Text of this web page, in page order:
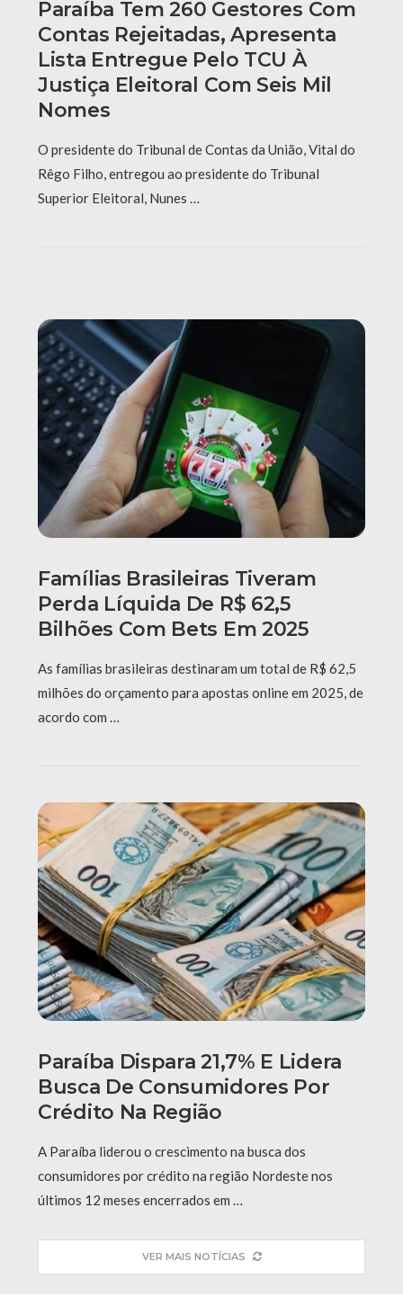
Paraíba Tem 260 Gestores Com
Contas Rejeitadas, Apresenta
Lista Entregue Pelo TCU À
Justiça Eleitoral Com Seis Mil
Nomes
O presidente do Tribunal de Contas da União, Vital do
Rêgo Filho, entregou ao presidente do Tribunal
Superior Eleitoral, Nunes …
Famílias Brasileiras Tiveram
Perda Líquida De R$ 62,5
Bilhões Com Bets Em 2025
As famílias brasileiras destinaram um total de R$ 62,5
milhões do orçamento para apostas online em 2025, de
acordo com …
Paraíba Dispara 21,7% E Lidera
Busca De Consumidores Por
Crédito Na Região
A Paraíba liderou o crescimento na busca dos
consumidores por crédito na região Nordeste nos
últimos 12 meses encerrados em …
VER MAIS NOTÍCIAS